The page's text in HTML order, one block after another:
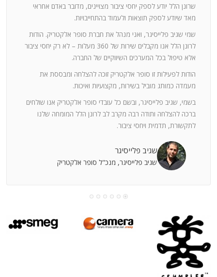
שרונן הלל יודע לספק יחסי ציבור מצויינים, מדובר באדם אחראי
מאד שיודע לספק תוצאות ולעמוד בהתחייבויות.
שמי שגיב פלייסיגר, ואני מנהל את חברת סופר אלקטריק. הודות
לרונן הלל אנו מקבלים שירות של 360 מעלות – לא רק יחסי ציבור
אלא טיפול בכל המערכים השיווקיים של החברה.
הודות לפעילות זו סופר אלקטריק זוכה להצלחה ומבססת את
מעמדה כמותג מוביל בשירות, מקצועיות ואיכות.
בשמי, שגיב פלייסיגר, ובשם כל עובדי סופר אלקטריק אנו שולחים
ברכה להצלחה ותודה רבה מקרב לב לרונן הלל המומחה שלנו
לתקשורת, תדמית ויחסי ציבור.
שגיב פלייסיגר
שגיב פלייסיגר, מנכ"ל סופר אלקטריק